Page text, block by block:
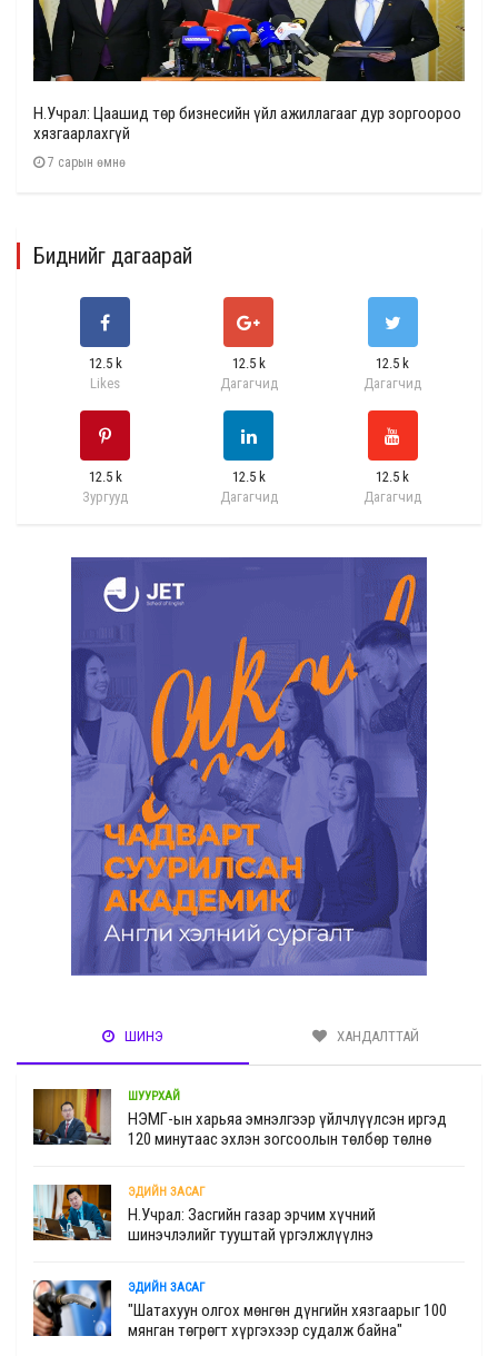
Н.Учрал: Цаашид төр бизнесийн үйл ажиллагааг дур зоргоороо
хязгаарлахгүй
7 сарын өмнө
Биднийг дагаарай
12.5 k
Likes
12.5 k
Дагагчид
12.5 k
Дагагчид
12.5 k
Зургууд
12.5 k
Дагагчид
12.5 k
Дагагчид
ШИНЭ ХАНДАЛТТАЙ
ШУУРХАЙ
НЭМГ-ын харьяа эмнэлгээр үйлчлүүлсэн иргэд
120 минутаас эхлэн зогсоолын төлбөр төлнө
ЭДИЙН ЗАСАГ
Н.Учрал: Засгийн газар эрчим хүчний
шинэчлэлийг тууштай үргэлжлүүлнэ
ЭДИЙН ЗАСАГ
"Шатахуун олгох мөнгөн дүнгийн хязгаарыг 100
мянган төгрөгт хүргэхээр судалж байна"